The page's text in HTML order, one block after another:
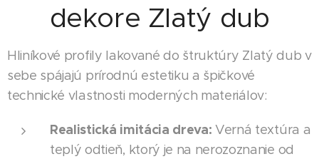
dekore Zlatý dub
Hliníkové profily lakované do štruktúry Zlatý dub v
sebe spájajú prírodnú estetiku a špičkové
technické vlastnosti moderných materiálov:
Realistická imitácia dreva: Verná textúra a
teplý odtieň, ktorý je na nerozoznanie od